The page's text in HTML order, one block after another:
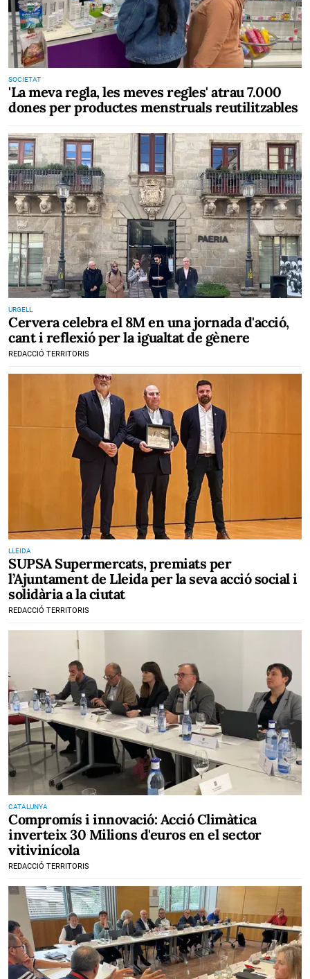
SOCIETAT
'La meva regla, les meves regles' atrau 7.000
dones per productes menstruals reutilitzables
URGELL
Cervera celebra el 8M en una jornada d'acció,
cant i reflexió per la igualtat de gènere
REDACCIÓ TERRITORIS
LLEIDA
SUPSA Supermercats, premiats per
l’Ajuntament de Lleida per la seva acció social i
solidària a la ciutat
REDACCIÓ TERRITORIS
CATALUNYA
Compromís i innovació: Acció Climàtica
inverteix 30 Milions d'euros en el sector
vitivinícola
REDACCIÓ TERRITORIS